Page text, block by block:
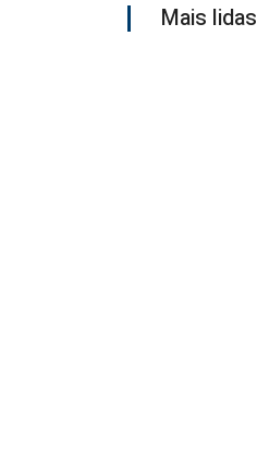
Mais lidas